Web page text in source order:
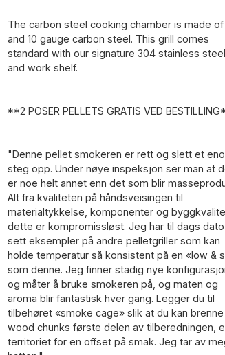
The carbon steel cooking chamber is made of
and 10 gauge carbon steel. This grill comes
standard with our signature 304 stainless
and work shelf.
**2 POSER PELLETS GRATIS VED
"Denne pellet smokeren er rett og slett et
steg opp. Under nøye inspeksjon ser man at
er noe helt annet enn det som blir
Alt fra kvaliteten på håndsveisingen til
materialtykkelse, komponenter og
dette er kompromissløst. Jeg har til dags
sett eksempler på andre pelletgriller som kan
holde temperatur så konsistent på en «low &
som denne. Jeg finner stadig nye
og måter å bruke smokeren på, og maten og
aroma blir fantastisk hver gang. Legger du til
tilbehøret «smoke cage» slik at du kan brenne
wood chunks første delen av tilberedningen,
territoriet for en offset på smak. Jeg tar av